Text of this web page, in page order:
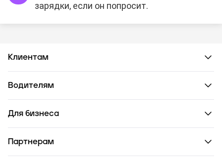
зарядки, если он попросит.
Клиентам
Водителям
Для бизнеса
Партнерам